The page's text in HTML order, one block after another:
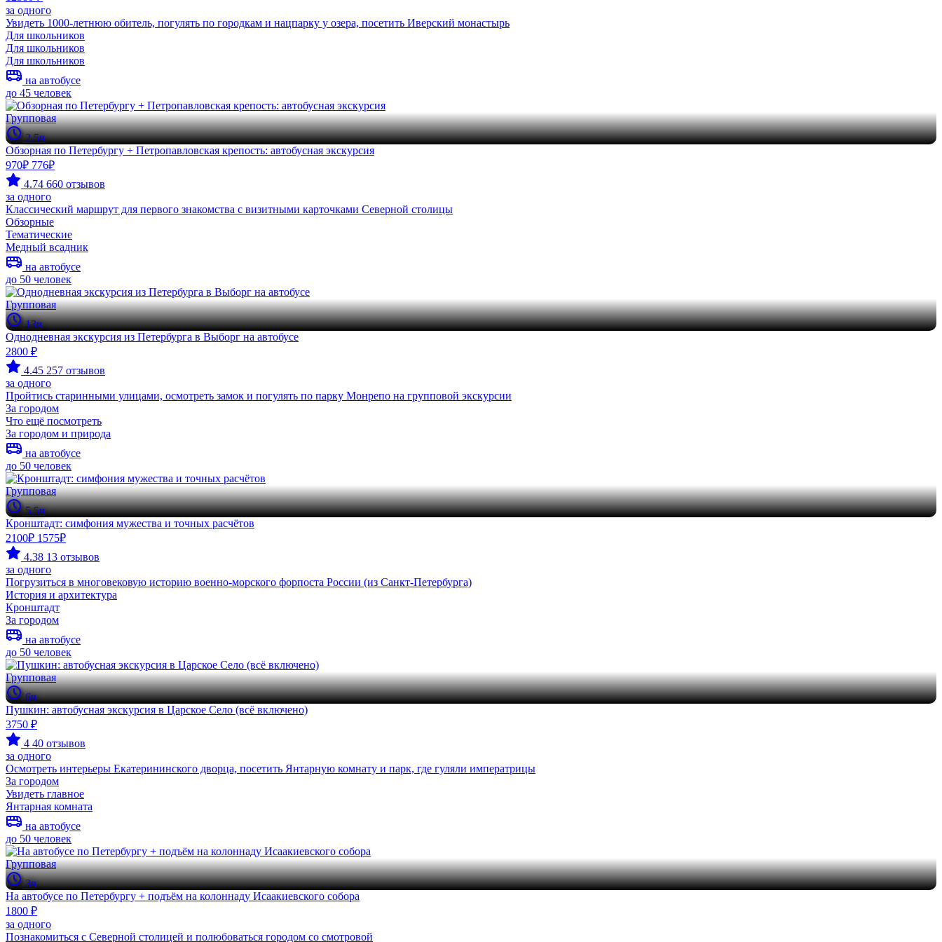
за одного
Увидеть 1000-летнюю обитель, погулять по городкам и нацпарку у озера, посетить Иверский монастырь
Для школьников
Для школьников
Для школьников
на автобусе
до 45 человек
Групповая
2.5ч
Обзорная по Петербургу + Петропавловская крепость: автобусная экскурсия
970₽ 776₽
4.74 660 отзывов
за одного
Классический маршрут для первого знакомства с визитными карточками Северной столицы
Обзорные
Тематические
Медный всадник
на автобусе
до 50 человек
Групповая
13ч
Однодневная экскурсия из Петербурга в Выборг на автобусе
2800 ₽
4.45 257 отзывов
за одного
Пройтись старинными улицами, осмотреть замок и погулять по парку Монрепо на групповой экскурсии
За городом
Что ещё посмотреть
За городом и природа
на автобусе
до 50 человек
Групповая
5.5ч
Кронштадт: симфония мужества и точных расчётов
2100₽ 1575₽
4.38 13 отзывов
за одного
Погрузиться в многовековую историю военно‑морского форпоста России (из Санкт-Петербурга)
История и архитектура
Кронштадт
За городом
на автобусе
до 50 человек
Групповая
6ч
Пушкин: автобусная экскурсия в Царское Село (всё включено)
3750 ₽
4 40 отзывов
за одного
Осмотреть интерьеры Екатерининского дворца, посетить Янтарную комнату и парк, где гуляли императрицы
За городом
Увидеть главное
Янтарная комната
на автобусе
до 50 человек
Групповая
3ч
На автобусе по Петербургу + подъём на колоннаду Исаакиевского собора
1800 ₽
за одного
Познакомиться с Северной столицей и полюбоваться городом со смотровой